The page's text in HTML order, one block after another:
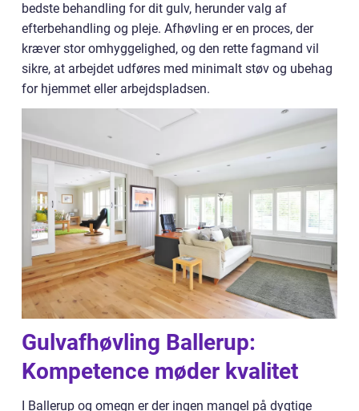
bedste behandling for dit gulv, herunder valg af
efterbehandling og pleje. Afhøvling er en proces, der
kræver stor omhyggelighed, og den rette fagmand vil
sikre, at arbejdet udføres med minimalt støv og ubehag
for hjemmet eller arbejdspladsen.
Gulvafhøvling Ballerup:
Kompetence møder kvalitet
I Ballerup og omegn er der ingen mangel på dygtige